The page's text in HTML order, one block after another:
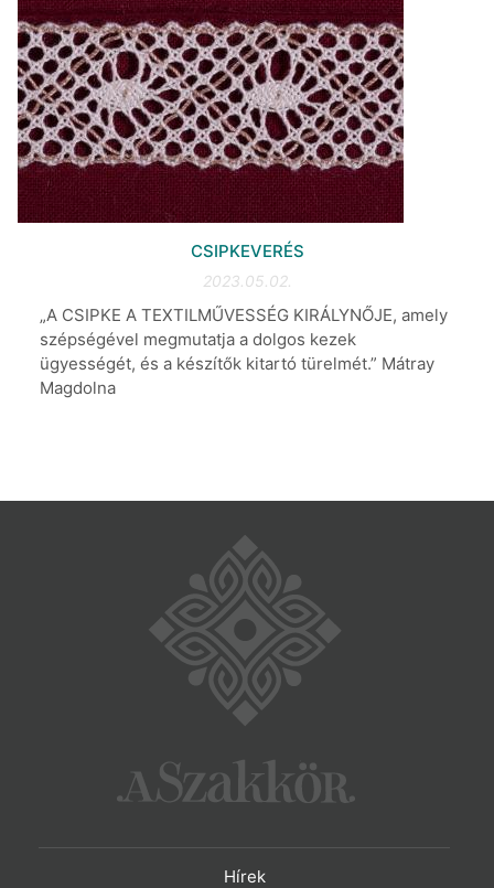
CSIPKEVERÉS
2023.05.02.
„A CSIPKE A TEXTILMŰVESSÉG KIRÁLYNŐJE, amely
szépségével megmutatja a dolgos kezek
ügyességét, és a készítők kitartó türelmét.” Mátray
Magdolna
Hírek